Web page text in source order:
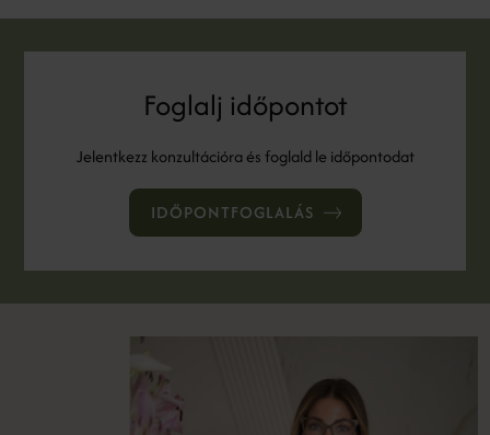
Foglalj időpontot
Jelentkezz konzultációra és foglald le időpontodat
IDŐPONTFOGLALÁS